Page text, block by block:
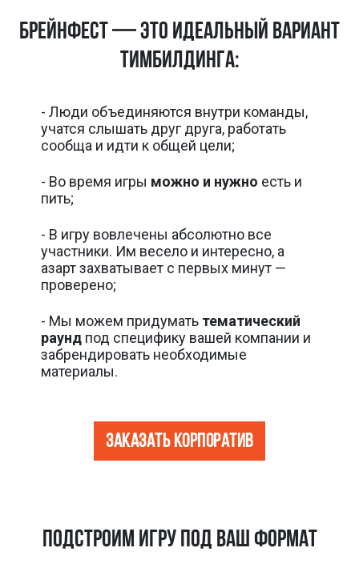
БРЕЙНФЕСТ — это идеальный вариант
тимбилдинга:
- Люди объединяются внутри команды,
учатся слышать друг друга, работать
сообща и идти к общей цели;
- Во время игры можно и нужно есть и
пить;
- В игру вовлечены абсолютно все
участники. Им весело и интересно, а
азарт захватывает с первых минут —
проверено;
- Мы можем придумать тематический
раунд под специфику вашей компании и
забрендировать необходимые
материалы.
Заказать корпоратив
ПОДСТРОИМ ИГРУ ПОД ВАШ ФОРМАТ